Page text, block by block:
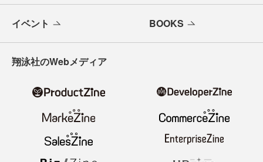
イベント BOOKS
翔泳社のWebメディア